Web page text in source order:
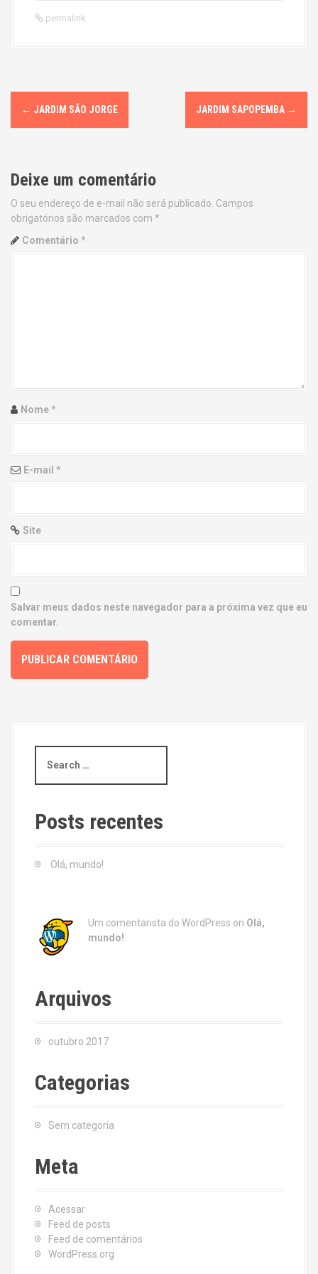
permalink
P
o
t
n
a
i
n
← JARDIM SÃO JORGE JARDIM SAPOPEMBA →
Deixe um comentário
O seu endereço de e-mail não será publicado. Campos
obrigatórios são marcados com *
Comentário *
Nome*
E-mail *
Site
Salvar meus dados neste navegador para a próxima vez que eu
comentar.
a
c
h
Posts recentes
Olá, mundo!
Um comentarista do WordPress on Olá,
mundo!
Arquivos
outubro 2017
Categorias
Sem categoria
Meta
Acessar
Feed de posts
Feed de comentários
WordPress.org